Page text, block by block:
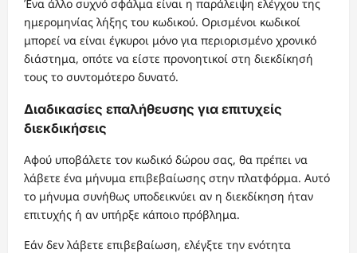
Ένα άλλο συχνό σφάλμα είναι η παράλειψη ελέγχου της
ημερομηνίας λήξης του κωδικού. Ορισμένοι κωδικοί
μπορεί να είναι έγκυροι μόνο για περιορισμένο χρονικό
διάστημα, οπότε να είστε προνοητικοί στη διεκδίκησή
τους το συντομότερο δυνατό.
Διαδικασίες επαλήθευσης για επιτυχείς
διεκδικήσεις
Αφού υποβάλετε τον κωδικό δώρου σας, θα πρέπει να
λάβετε ένα μήνυμα επιβεβαίωσης στην πλατφόρμα. Αυτό
το μήνυμα συνήθως υποδεικνύει αν η διεκδίκηση ήταν
επιτυχής ή αν υπήρξε κάποιο πρόβλημα.
Εάν δεν λάβετε επιβεβαίωση, ελέγξτε την ενότητα